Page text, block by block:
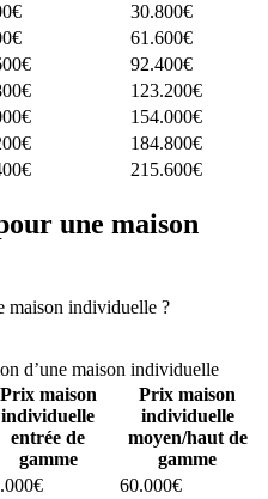
30.800€
61.600€
92.400€
123.200€
154.000€
184.800€
215.600€
une maison
maison individuelle ?
d’une maison individuelle
Prix maison
individuelle
entrée de
gamme
Prix maison
individuelle
moyen/haut de
gamme
60.000€